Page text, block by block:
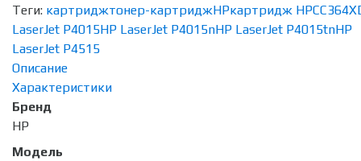
Теги: картриджтонер-картриджHPкартридж HP
LaserJet P4015HP LaserJet P4015nHP LaserJet P4015tnHP
LaserJet P4515
Описание
Характеристики
Бренд
HP
Модель